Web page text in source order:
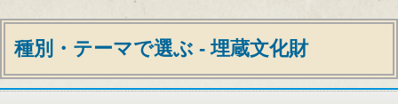
種別・テーマで選ぶ - 埋蔵文化財